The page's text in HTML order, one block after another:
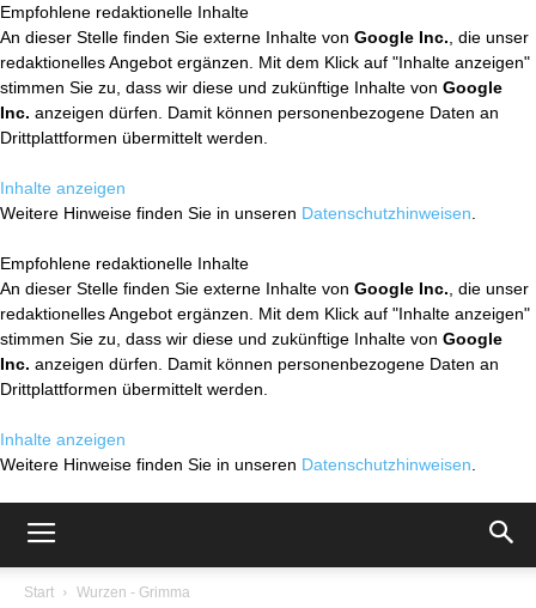
Empfohlene redaktionelle Inhalte
An dieser Stelle finden Sie externe Inhalte von Google Inc. , die unser
redaktionelles Angebot ergänzen. Mit dem Klick auf "Inhalte anzeigen"
stimmen Sie zu, dass wir diese und zukünftige Inhalte von Google
Inc. anzeigen dürfen. Damit können personenbezogene Daten an
Drittplattformen übermittelt werden.
Inhalte anzeigen
Weitere Hinweise finden Sie in unseren Datenschutzhinweisen
Empfohlene redaktionelle Inhalte
An dieser Stelle finden Sie externe Inhalte von Google Inc. , die unser
redaktionelles Angebot ergänzen. Mit dem Klick auf "Inhalte anzeigen"
stimmen Sie zu, dass wir diese und zukünftige Inhalte von Google
Inc. anzeigen dürfen. Damit können personenbezogene Daten an
Drittplattformen übermittelt werden.
Inhalte anzeigen
Weitere Hinweise finden Sie in unseren Datenschutzhinweisen
Start Wurzen - Grimma